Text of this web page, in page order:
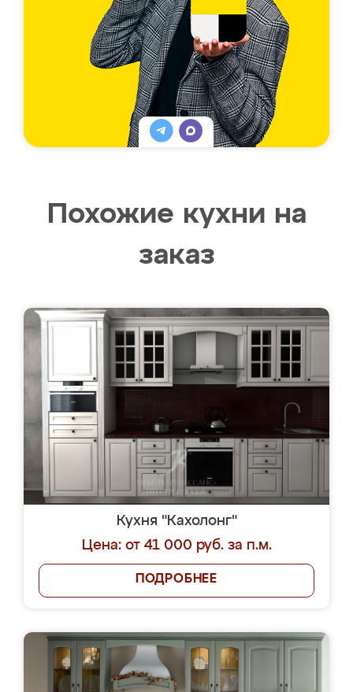
Похожие кухни на
заказ
Кухня "Кахолонг"
Цена: от 41 000 руб. за п.м.
ПОДРОБНЕЕ